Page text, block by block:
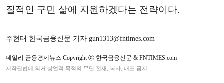
질적인 구민 삶에 지원하겠다는 전략이다.
주현태 한국금융신문 기자 gun1313@fntimes.com
데일리 금융경제뉴스 Copyright ⓒ 한국금융신문 & FNTIMES.com
저작권법에 의거 상업적 목적의 무단 전재, 복사, 배포 금지